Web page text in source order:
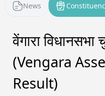
News
वेंगारा
(Vengara
Result)